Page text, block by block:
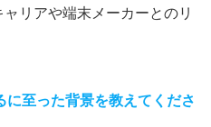
リアや端末メーカーとのリ
に至った背景を教えてくださ